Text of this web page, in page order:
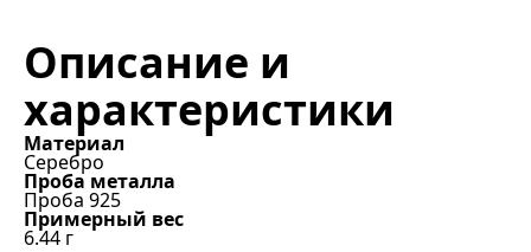
Описание и
характеристики
Материал
Серебро
Проба металла
Проба 925
Примерный вес
6.44 г